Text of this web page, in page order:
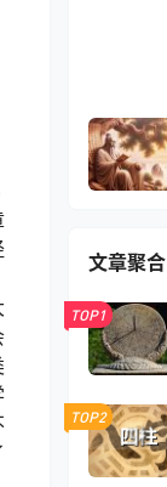
文章聚合
TOP1
TOP2